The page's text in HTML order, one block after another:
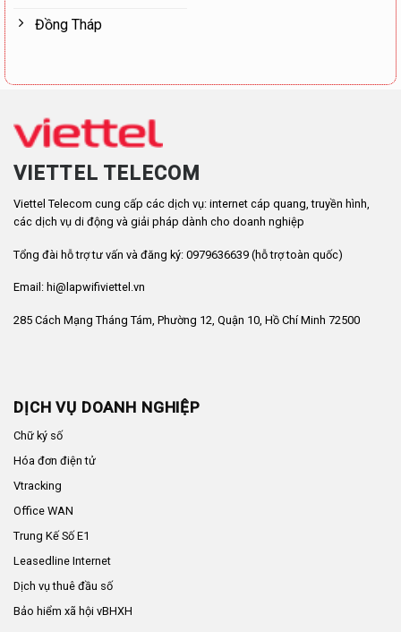
Đồng Tháp
VIETTEL TELECOM
Viettel Telecom cung cấp các dịch vụ: internet cáp quang, truyền hình,
các dịch vụ di động và giải pháp dành cho doanh nghiệp
Tổng đài hỗ trợ tư vấn và đăng ký: 0979636639 (hỗ trợ toàn quốc)
Email: hi@lapwifiviettel.vn
285 Cách Mạng Tháng Tám, Phường 12, Quận 10, Hồ Chí Minh 72500
DỊCH VỤ DOANH NGHIỆP
Chữ ký số
Hóa đơn điện tử
Vtracking
Office WAN
Trung Kế Số E1
Leasedline Internet
Dịch vụ thuê đầu số
Bảo hiểm xã hội vBHXH